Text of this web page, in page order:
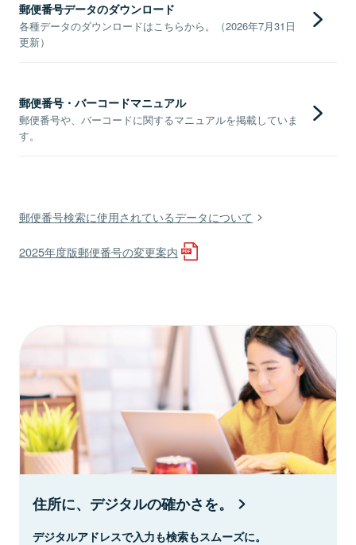
郵便番号データのダウンロード
各種データのダウンロードはこちらから。（2026年7月31日
更新）
郵便番号・バーコードマニュアル
郵便番号や、バーコードに関するマニュアルを掲載していま
す。
郵便番号検索に使用されているデータについて
2025年度版郵便番号の変更案内
住所に、デジタルの確かさを。
デジタルアドレスで入力も検索もスムーズに。